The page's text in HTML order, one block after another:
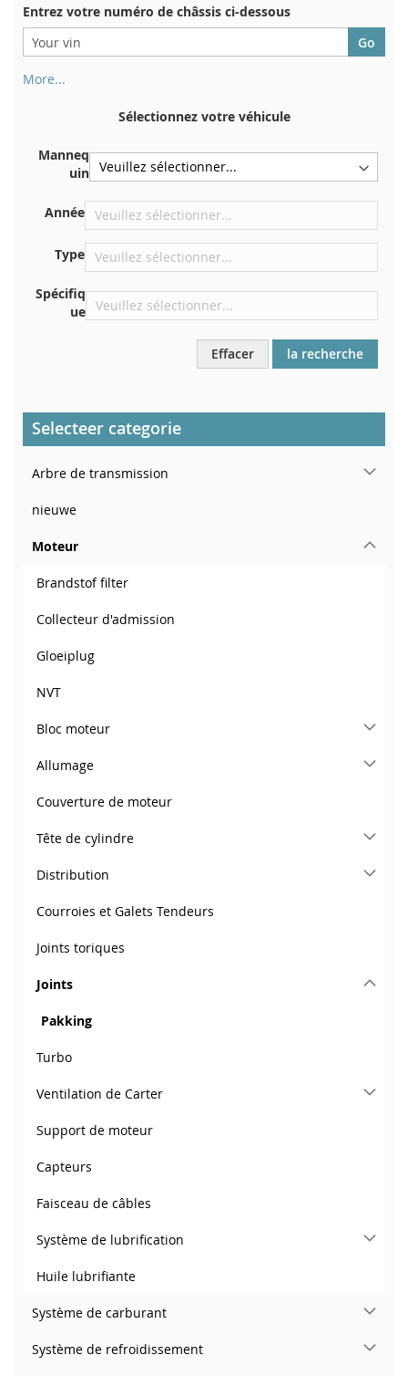
Entrez votre numéro de châssis ci-dessous
More...
d'immatriculation. Et aussi dans la voiture
Centrer contre la cloison sous le capot
Directement dans le compartiment moteur
Près du pare-brise, sur le tableau de bord
Dans le montant de porte arrière droit
Sélectionnez votre véhicule
Manneq
uin
Année
Type
Spécifiq
ue
Effacer la recherche
Selecteer categorie
Arbre de transmission
nieuwe
Moteur
Brandstof filter
Collecteur d'admission
Gloeiplug
NVT
Bloc moteur
Allumage
Couverture de moteur
Tête de cylindre
Distribution
Courroies et Galets Tendeurs
Joints toriques
Joints
Pakking
Turbo
Ventilation de Carter
Support de moteur
Capteurs
Faisceau de câbles
Système de lubrification
Huile lubrifiante
Système de carburant
Système de refroidissement